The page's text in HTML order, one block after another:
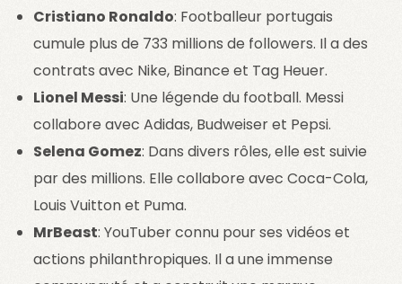
Cristiano Ronaldo: Footballeur portugais
cumule plus de 733 millions de followers. Il a des
contrats avec Nike, Binance et Tag Heuer.
Lionel Messi: Une légende du football. Messi
collabore avec Adidas, Budweiser et Pepsi.
Selena Gomez: Dans divers rôles, elle est suivie
par des millions. Elle collabore avec Coca-Cola,
Louis Vuitton et Puma.
MrBeast: YouTuber connu pour ses vidéos et
actions philanthropiques. Il a une immense